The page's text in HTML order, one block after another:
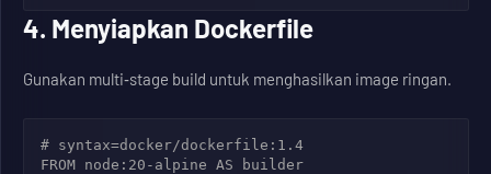
4. Menyiapkan Dockerfile
Gunakan multi‑stage build untuk menghasilkan image ringan.
# syntax=docker/dockerfile:1.4
FROM node:20-alpine AS builder